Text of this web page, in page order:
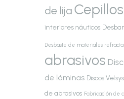
de lija
interiores náuticos
Desbaste de materiales
abrasivos
de láminas Discos
de abrasivos Fabricación de